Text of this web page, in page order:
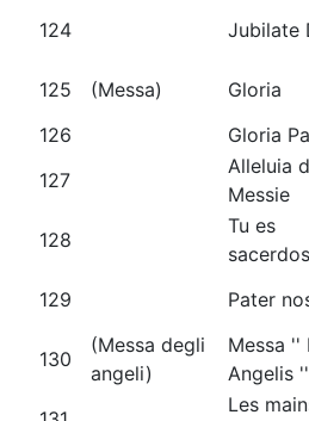
124
Jubilate
125
(Messa) Gloria
126
Gloria
127
Alleluia
Messie
128
Tu es
sacerdos
129
Pater
130
(Messa degli
angeli)
Messa ''
Angelis ''
Les